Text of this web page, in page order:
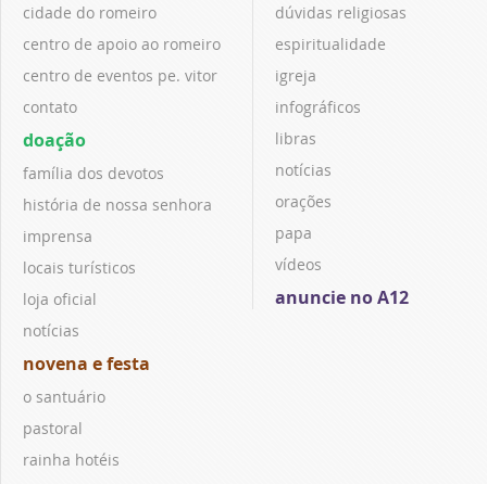
cidade do romeiro
centro de apoio ao romeiro
centro de eventos pe. vitor
contato
doação
família dos devotos
história de nossa senhora
imprensa
locais turísticos
loja oficial
notícias
novena e festa
o santuário
pastoral
rainha hotéis
dúvidas religiosas
espiritualidade
igreja
infográficos
libras
notícias
orações
papa
vídeos
anuncie no A12